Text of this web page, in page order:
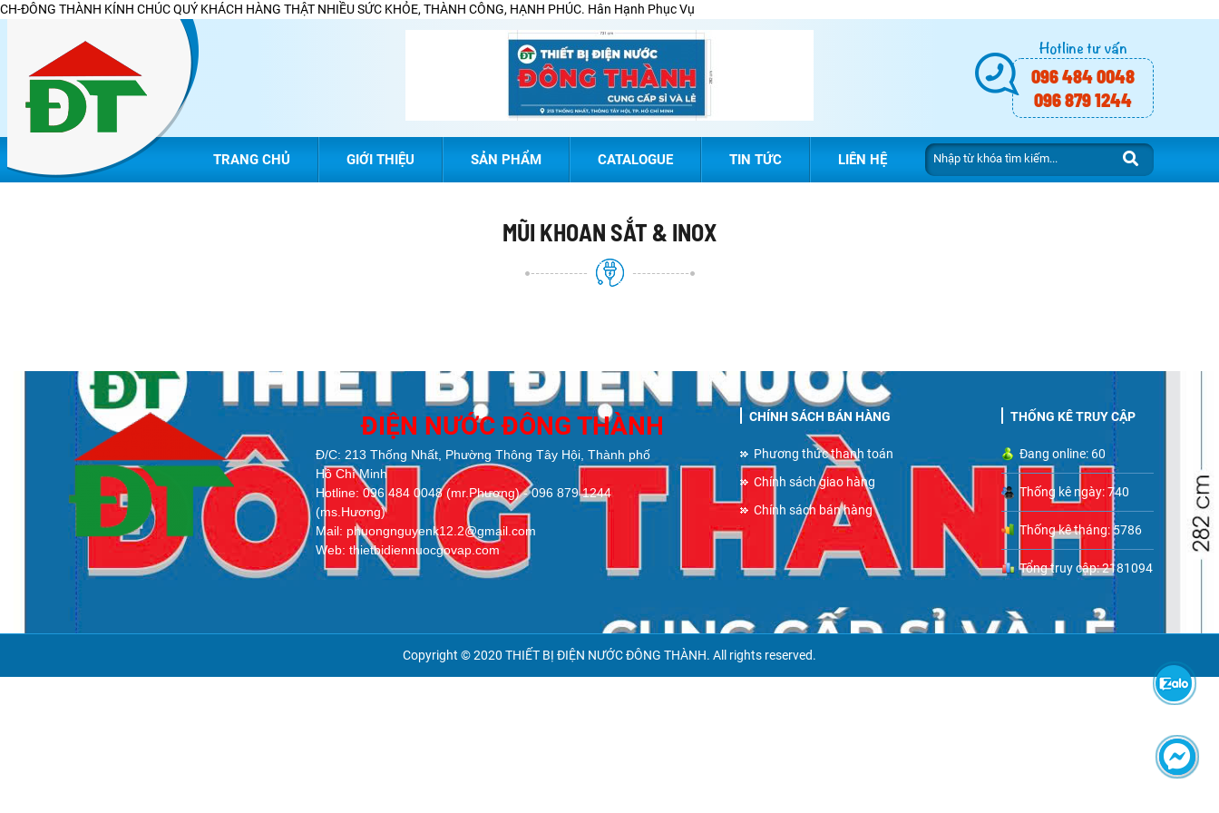
CH-ĐÔNG THÀNH KÍNH CHÚC QUÝ KHÁCH HÀNG THẬT NHIỀU SỨC KHỎE, THÀNH CÔNG, HẠNH PHÚC. Hân Hạnh Phục Vụ
Hotline tư vấn
096 484 0048
096 879 1244
TRANG CHỦ GIỚI THIỆU SẢN PHẨM CATALOGUE TIN TỨC LIÊN HỆ
MŨI KHOAN SẮT & INOX
ĐIỆN NƯỚC ĐÔNG THÀNH
Đ/C: 213 Thống Nhất, Phường Thông Tây Hội, Thành phố
Hồ Chí Minh
Hotline: 096 484 0048 (mr.Phương) - 096 879 1244
(ms.Hương)
Mail: phuongnguyenk12.2@gmail.com
Web: thietbidiennuocgovap.com
CHÍNH SÁCH BÁN HÀNG
Phương thức thanh toán
Chính sách giao hàng
Chính sách bán hàng
THỐNG KÊ TRUY CẬP
Đang online: 60
Thống kê ngày: 740
Thống kê tháng: 5786
Tổng truy cập: 2181094
Copyright © 2020 THIẾT BỊ ĐIỆN NƯỚC ĐÔNG THÀNH. All rights reserved.